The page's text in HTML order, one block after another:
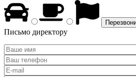
Письмо директору